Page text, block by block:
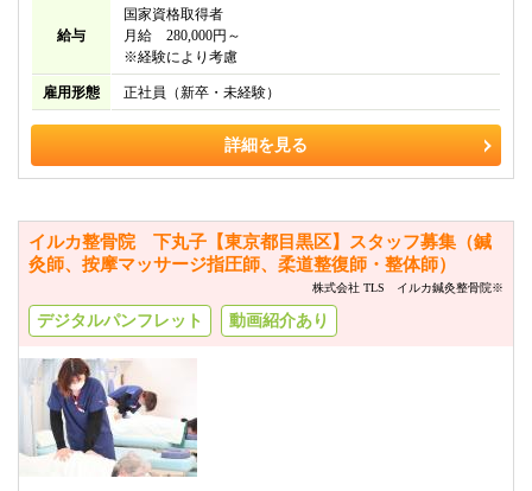
詳細を見る
給与
国家資格取得者
月給 280,000円～
※経験により考慮
雇用形態 正社員（新卒・未経験）
イルカ整骨院 下丸子【東京都目黒区】スタッフ募集（鍼
灸師、按摩マッサージ指圧師、柔道整復師・整体師）
株式会社 TLS イルカ鍼灸整骨院※
デジタルパンフレット 動画紹介あり